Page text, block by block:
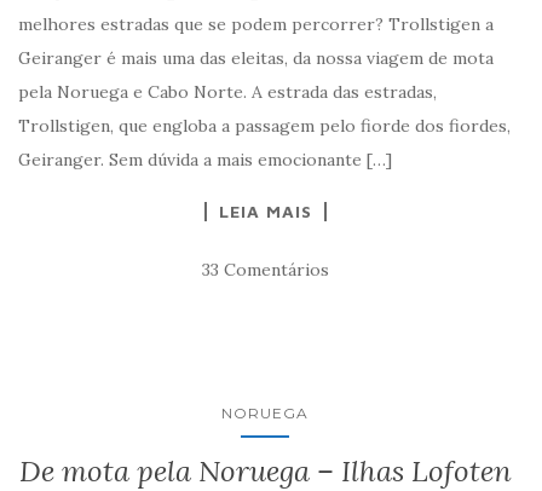
melhores estradas que se podem percorrer? Trollstigen a
Geiranger é mais uma das eleitas, da nossa viagem de mota
pela Noruega e Cabo Norte. A estrada das estradas,
Trollstigen, que engloba a passagem pelo fiorde dos fiordes,
Geiranger. Sem dúvida a mais emocionante […]
LEIA MAIS
33 Comentários
NORUEGA
De mota pela Noruega – Ilhas Lofoten